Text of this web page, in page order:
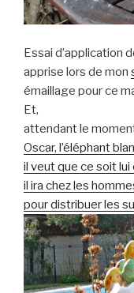
Essai d’application
apprise lors de mon
émaillage pour ce
Et,
attendant le
Oscar, l’éléphant
il veut que ce soit lui
il ira chez les
pour distribuer les